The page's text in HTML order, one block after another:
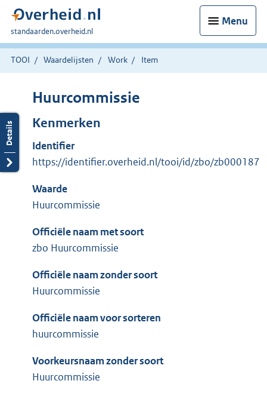
Menu
U
bent
hier:
standaarden.overheid.nl
TOOI Waardelijsten Work Item
Huurcommissie
Kenmerken
Identifier
https://identifier.overheid.nl/tooi/id/zbo/zb000187
Waarde
Huurcommissie
Officiële naam met soort
zbo Huurcommissie
Officiële naam zonder soort
Huurcommissie
Officiële naam voor sorteren
huurcommissie
Voorkeursnaam zonder soort
Huurcommissie